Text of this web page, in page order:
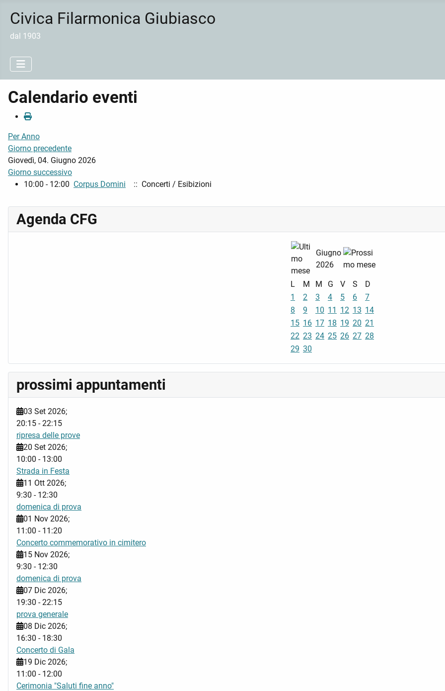
Civica Filarmonica Giubiasco
dal 1903
Calendario eventi
Per Anno
Giorno precedente
Giovedì, 04. Giugno 2026
Giorno successivo
10:00 - 12:00 Corpus Domini :: Concerti / Esibizioni
Agenda CFG
Giugno
2026
L M M G V S
D
1
2 3 4 5 6
7
8
9 10 11 12 13 14
15 16 17 18 19 20 21
22 23 24 25 26 27 28
29 30
prossimi appuntamenti
03 Set 2026;
20:15 -22:15
ripresa delle prove
20 Set 2026;
10:00 - 13:00
Strada in Festa
11 Ott 2026;
9:30 - 12:30
domenica di prova
01 Nov 2026;
11:00 - 11:20
Concerto commemorativo in cimitero
15 Nov 2026;
9:30 - 12:30
domenica di prova
07 Dic 2026;
19:30 -22:15
prova generale
08 Dic 2026;
16:30 - 18:30
Concerto di Gala
19 Dic 2026;
11:00 - 12:00
Cerimonia "Saluti fine anno"